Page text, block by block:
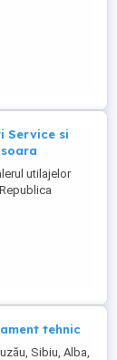
rezultate, pentru
și cafea
Service si
utilajelor
Vanzari
pentru divizia
în
tehnic
Sibiu, Alba,